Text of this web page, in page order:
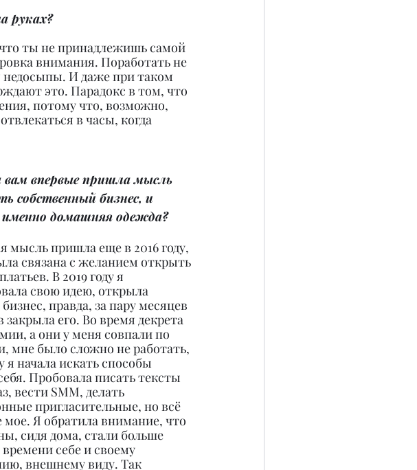
руках?
ты не принадлежишь самой
внимания. Поработать не
недосыпы. И даже при таком
это. Парадокс в том, что
потому что, возможно,
в часы, когда
вам впервые пришла мысль
собственный бизнес, и
именно домашняя одежда?
мысль пришла еще в 2016 году,
связана с желанием открыть
В 2019 году я
свою идею, открыла
правда, за пару месяцев
закрыла его. Во время декрета
а они у меня совпали по
мне было сложно не работать,
я начала искать способы
Пробовала писать тексты
вести SMM, делать
пригласительные, но всё
мое. Я обратила внимание, что
сидя дома, стали больше
времени себе и своему
внешнему виду. Так